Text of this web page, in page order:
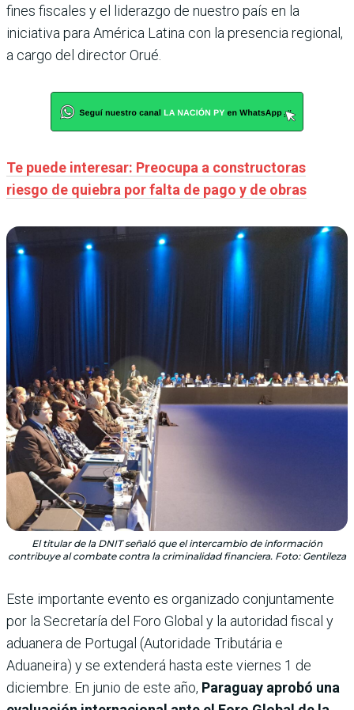
fines fiscales y el liderazgo de nuestro país en la
iniciativa para América Latina con la presencia regional,
a cargo del director Orué.
Te puede interesar: Preocupa a constructoras
riesgo de quiebra por falta de pago y de obras
El titular de la DNIT señaló que el intercambio de información
contribuye al combate contra la criminalidad financiera. Foto: Gentileza
Este importante evento es organizado conjuntamente
por la Secretaría del Foro Global y la autoridad fiscal y
aduanera de Portugal (Autoridade Tributária e
Aduaneira) y se extenderá hasta este viernes 1 de
diciembre. En junio de este año, Paraguay aprobó una